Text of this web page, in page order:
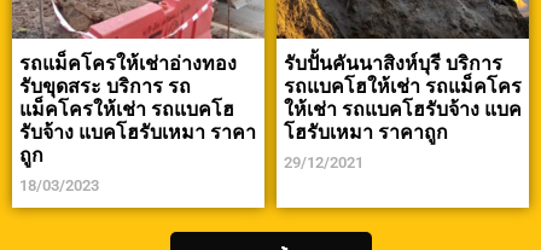
รถแม็คโครให้เช่าอ่างทอง
รับขุดสระ บริการ รถ
แม็คโครให้เช่า รถแบคโฮ
รับจ้าง แบคโฮรับเหมา ราคา
ถูก
18/03/2023
รับปั้นคันนาสิงห์บุรี บริการ
รถแบคโฮให้เช่า รถแม็คโคร
ให้เช่า รถแบคโฮรับจ้าง แบค
โฮรับเหมา ราคาถูก
29/12/2021